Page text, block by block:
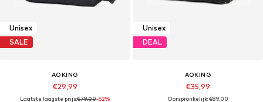
Unisex
SALE
AOKING
€29,99
Laatste laagste prijs:€79,00-62%
Unisex
DEAL
AOKING
€35,99
Oorspronkelijk: €89,00